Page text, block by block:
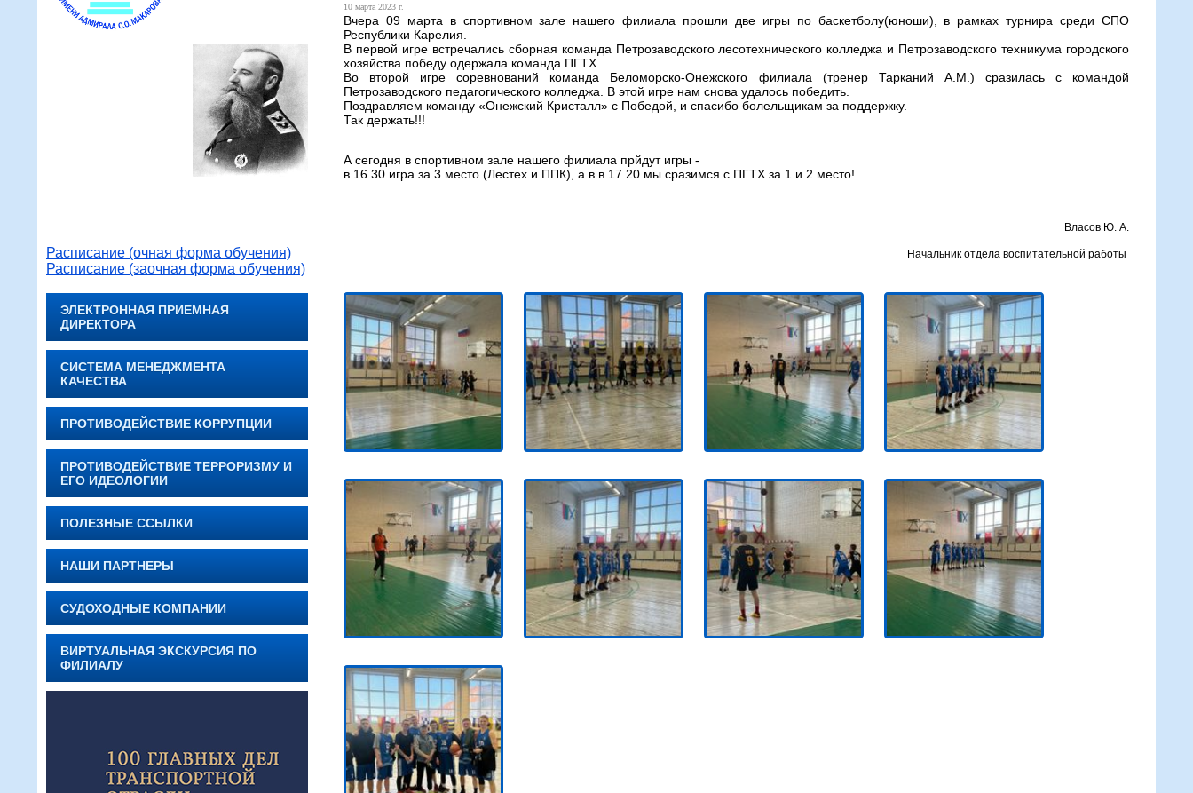
Расписание (очная форма обучения)
Расписание (заочная форма обучения)
ЭЛЕКТРОННАЯ ПРИЕМНАЯ
ДИРЕКТОРА
СИСТЕМА МЕНЕДЖМЕНТА
КАЧЕСТВА
ПРОТИВОДЕЙСТВИЕ КОРРУПЦИИ
ПРОТИВОДЕЙСТВИЕ ТЕРРОРИЗМУ И
ЕГО ИДЕОЛОГИИ
ПОЛЕЗНЫЕ ССЫЛКИ
НАШИ ПАРТНЕРЫ
СУДОХОДНЫЕ КОМПАНИИ
ВИРТУАЛЬНАЯ ЭКСКУРСИЯ ПО
ФИЛИАЛУ
10 марта 2023 г.
Вчера 09 марта в спортивном зале нашего филиала прошли две игры по баскетболу(юноши), в рамках турнира среди СПО
Республики Карелия.
В первой игре встречались сборная команда Петрозаводского лесотехнического колледжа и Петрозаводского техникума городского
хозяйства победу одержала команда ПГТХ.
Во второй игре соревнований команда Беломорско-Онежского филиала (тренер Тарканий А.М.) сразилась с командой
Петрозаводского педагогического колледжа. В этой игре нам снова удалось победить.
Поздравляем команду «Онежский Кристалл» с Победой, и спасибо болельщикам за поддержку.
Так держать!!!
А сегодня в спортивном зале нашего филиала прйдут игры -
в 16.30 игра за 3 место (Лестех и ППК), а в в 17.20 мы сразимся с ПГТХ за 1 и 2 место!
Власов Ю. А.
Начальник отдела воспитательной работы